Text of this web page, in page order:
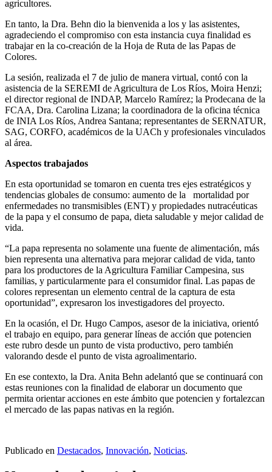
agricultores.
En tanto, la Dra. Behn dio la bienvenida a los y las asistentes,
agradeciendo el compromiso con esta instancia cuya finalidad es
trabajar en la co-creación de la Hoja de Ruta de las Papas de
Colores.
La sesión, realizada el 7 de julio de manera virtual, contó con la
asistencia de la SEREMI de Agricultura de Los Ríos, Moira Henzi;
el director regional de INDAP, Marcelo Ramírez; la Prodecana de la
FCAA, Dra. Carolina Lizana; la coordinadora de la oficina técnica
de INIA Los Ríos, Andrea Santana; representantes de SERNATUR,
SAG, CORFO, académicos de la UACh y profesionales vinculados
al área.
Aspectos trabajados
En esta oportunidad se tomaron en cuenta tres ejes estratégicos y
tendencias globales de consumo: aumento de la mortalidad por
enfermedades no transmisibles (ENT) y propiedades nutracéuticas
de la papa y el consumo de papa, dieta saludable y mejor calidad de
vida.
“La papa representa no solamente una fuente de alimentación, más
bien representa una alternativa para mejorar calidad de vida, tanto
para los productores de la Agricultura Familiar Campesina, sus
familias, y particularmente para el consumidor final. Las papas de
colores representan un elemento central de la captura de esta
oportunidad”, expresaron los investigadores del proyecto.
En la ocasión, el Dr. Hugo Campos, asesor de la iniciativa, orientó
el trabajo en equipo, para generar líneas de acción que potencien
este rubro desde un punto de vista productivo, pero también
valorando desde el punto de vista agroalimentario.
En ese contexto, la Dra. Anita Behn adelantó que se continuará con
estas reuniones con la finalidad de elaborar un documento que
permita orientar acciones en este ámbito que potencien y fortalezcan
el mercado de las papas nativas en la región.
Publicado en Destacados, Innovación, Noticias.